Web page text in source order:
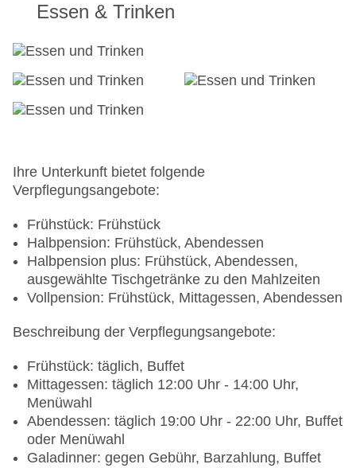
Essen & Trinken
Ihre Unterkunft bietet folgende
Verpflegungsangebote:
Frühstück: Frühstück
Halbpension: Frühstück, Abendessen
Halbpension plus: Frühstück, Abendessen,
ausgewählte Tischgetränke zu den Mahlzeiten
Vollpension: Frühstück, Mittagessen, Abendessen
Beschreibung der Verpflegungsangebote:
Frühstück: täglich, Buffet
Mittagessen: täglich 12:00 Uhr - 14:00 Uhr,
Menüwahl
Abendessen: täglich 19:00 Uhr - 22:00 Uhr, Buffet
oder Menüwahl
Galadinner: gegen Gebühr, Barzahlung, Buffet